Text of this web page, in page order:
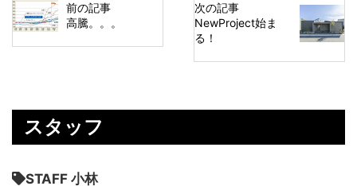
前の記事
高騰。。。
次の記事
NewProject始ま
る！
スタッフ
STAFF 小林